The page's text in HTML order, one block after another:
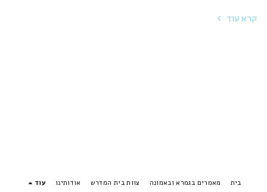
קרא עוד
בית מאמרים בגמרא ובאמונה צוות בית המדרש אודותינו עוד